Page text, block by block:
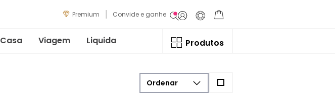
Premium Convide e ganhe
Casa Viagem Liquida Produtos